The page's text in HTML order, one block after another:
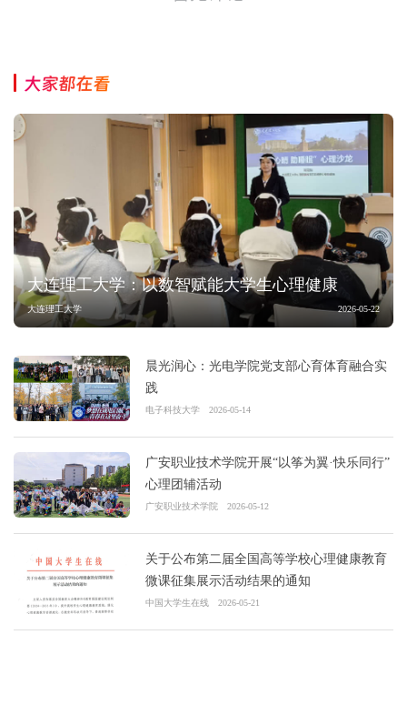
大家都在看
大连理工大学：以数智赋能大学生心理健康
大连理工大学 2026-05-22
晨光润心：光电学院党支部心育体育融合实
践
电子科技大学 2026-05-14
广安职业技术学院开展“以筝为翼·快乐同行”
心理团辅活动
广安职业技术学院 2026-05-12
关于公布第二届全国高等学校心理健康教育
微课征集展示活动结果的通知
中国大学生在线 2026-05-21